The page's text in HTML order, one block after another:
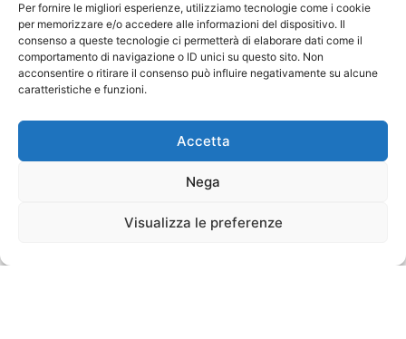
Per fornire le migliori esperienze, utilizziamo tecnologie come i cookie
per memorizzare e/o accedere alle informazioni del dispositivo. Il
consenso a queste tecnologie ci permetterà di elaborare dati come il
comportamento di navigazione o ID unici su questo sito. Non
acconsentire o ritirare il consenso può influire negativamente su alcune
caratteristiche e funzioni.
Accetta
Nega
Visualizza le preferenze